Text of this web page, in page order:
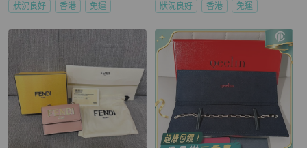
狀況良好 香港 免運 狀況良好 香港 免運